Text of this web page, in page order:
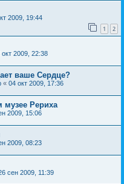
2009, 19:44
1 2
окт 2009, 22:38
ваше Сердце?
« 04 окт 2009, 17:36
музее Рериха
2009, 15:06
2009, 08:23
сен 2009, 11:39